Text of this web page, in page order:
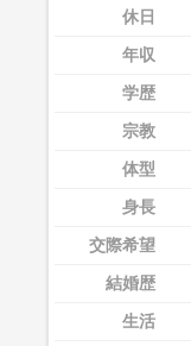
休日
年収
学歴
宗教
体型
身長
交際希望
結婚歴
生活